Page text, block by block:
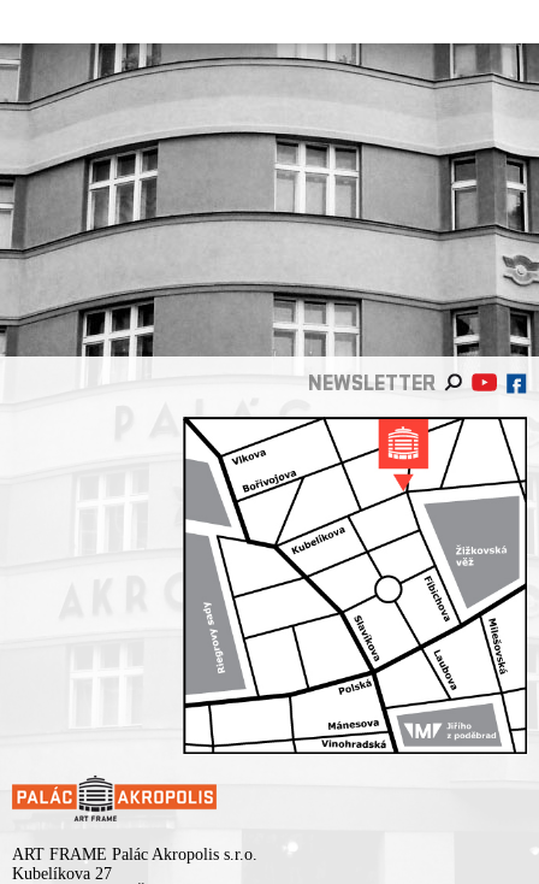
NEWSLETTER
ART FRAME Palác Akropolis s.r.o.
Kubelíkova 27